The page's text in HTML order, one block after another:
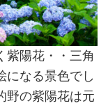
陽花・・三角
になる景色でし
野の紫陽花は元